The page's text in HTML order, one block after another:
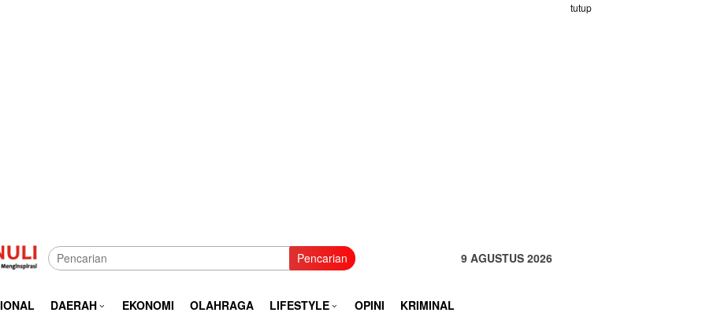
tutup
Pencarian 9 AGUSTUS 2026
DAERAH EKONOMI OLAHRAGA LIFESTYLE OPINI KRIMINAL